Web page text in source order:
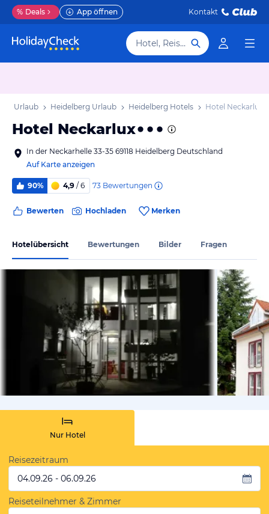
% Deals App öffnen Kontakt
Hotel, Reiseziel
Urlaub Heidelberg Urlaub Heidelberg Hotels Hotel Neckarlux
Hotel Neckarlux
In der Neckarhelle 33-35 69118 Heidelberg Deutschland
Auf Karte anzeigen
90% 4,9 / 6 73 Bewertungen
Bewerten Hochladen Merken
Hotelübersicht Bewertungen Bilder Fragen
vom
Nur Hotel
Reisezeitraum
04.09.26 - 06.09.26
Reiseteilnehmer & Zimmer